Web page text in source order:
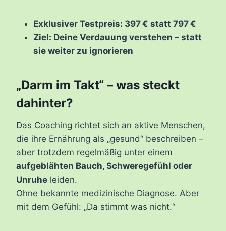
Exklusiver Testpreis: 397 € statt 797 €
Ziel: Deine Verdauung verstehen – statt
sie weiter zu ignorieren
„Darm im Takt“ – was steckt
dahinter?
Das Coaching richtet sich an aktive Menschen,
die ihre Ernährung als „gesund“ beschreiben –
aber trotzdem regelmäßig unter einem
aufgeblähten Bauch, Schweregefühl oder
Unruhe leiden.
Ohne bekannte medizinische Diagnose. Aber
mit dem Gefühl: „Da stimmt was nicht.“